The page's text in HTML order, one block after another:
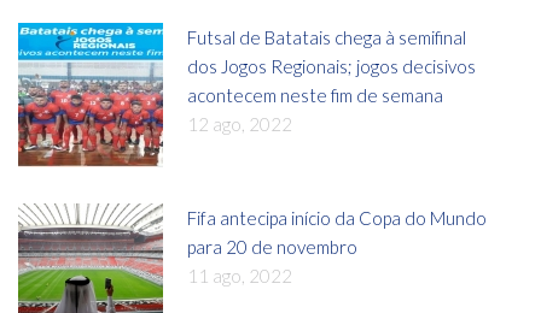
Futsal de Batatais chega à semifinal
dos Jogos Regionais; jogos decisivos
acontecem neste fim de semana
12 ago, 2022
Fifa antecipa início da Copa do Mundo
para 20 de novembro
11 ago, 2022